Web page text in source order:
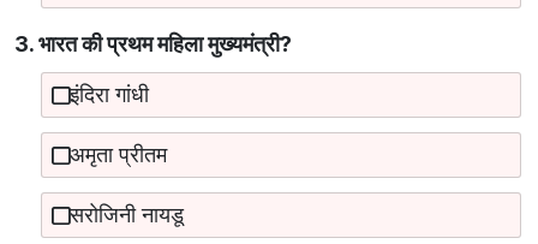
3. भारत की प्रथम महिला मुख्यमंत्री?
इंदिरा गांधी
अमृता प्रीतम
सरोजिनी नायडू